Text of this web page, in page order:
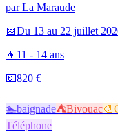
parLa Maraude
📅Du 13 au 22 juillet
👦 11 - 14 ans
💶820 €
🏊baignade⛺Bivouac🎨
Téléphone